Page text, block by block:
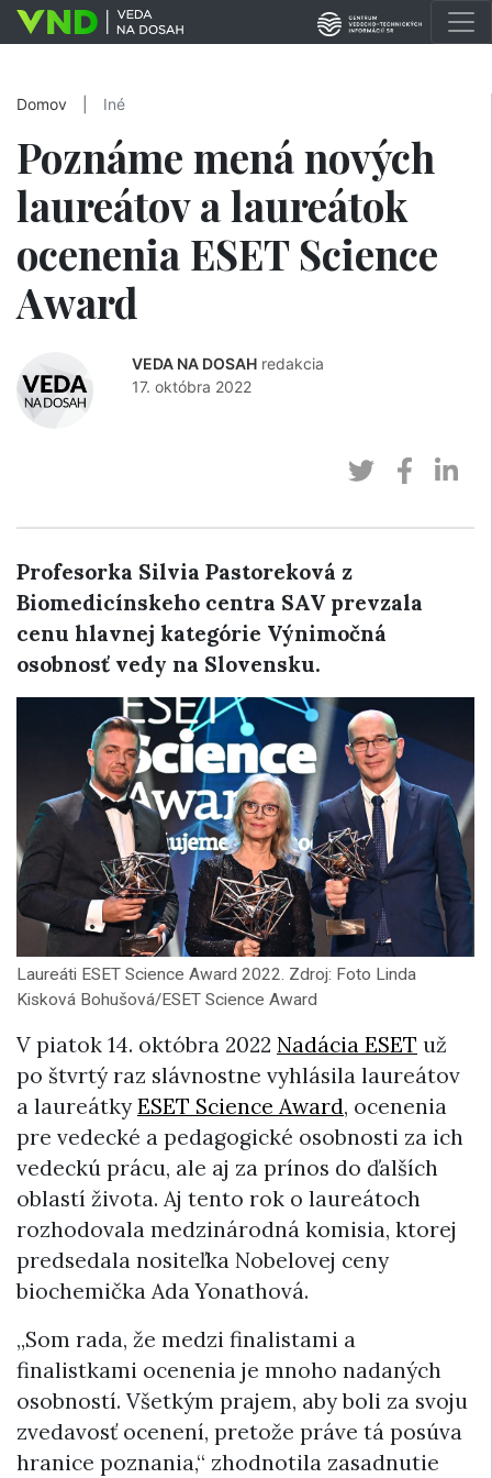
Domov Iné
Poznáme mená nových
laureátov a laureátok
ocenenia ESET Science
Award
VEDA NA DOSAH redakcia
17. októbra 2022
Profesorka Silvia Pastoreková z
Biomedicínskeho centra SAV prevzala
cenu hlavnej kategórie Výnimočná
osobnosť vedy na Slovensku.
Laureáti ESET Science Award 2022. Zdroj: Foto Linda
Kisková Bohušová/ESET Science Award
V piatok 14. októbra 2022 Nadácia ESET už
po štvrtý raz slávnostne vyhlásila laureátov
a laureátkyESET Science Award, ocenenia
pre vedecké a pedagogické osobnosti za ich
vedeckú prácu, ale aj za prínos do ďalších
oblastí života. Aj tento rok o laureátoch
rozhodovala medzinárodná komisia, ktorej
predsedala nositeľka Nobelovej ceny
biochemička Ada Yonathová.
„Som rada, že medzi finalistami a
finalistkami ocenenia je mnoho nadaných
osobností. Všetkým prajem, aby boli za svoju
zvedavosť ocenení, pretože práve tá posúva
hranice poznania,“ zhodnotila zasadnutie